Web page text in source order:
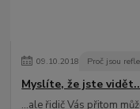
09.10.2018 Proč jsou
Myslíte, že jste
...ale řidič Vás přitom